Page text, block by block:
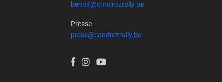
benoit@condrozrally.be
Presse
press@condrozrally.be